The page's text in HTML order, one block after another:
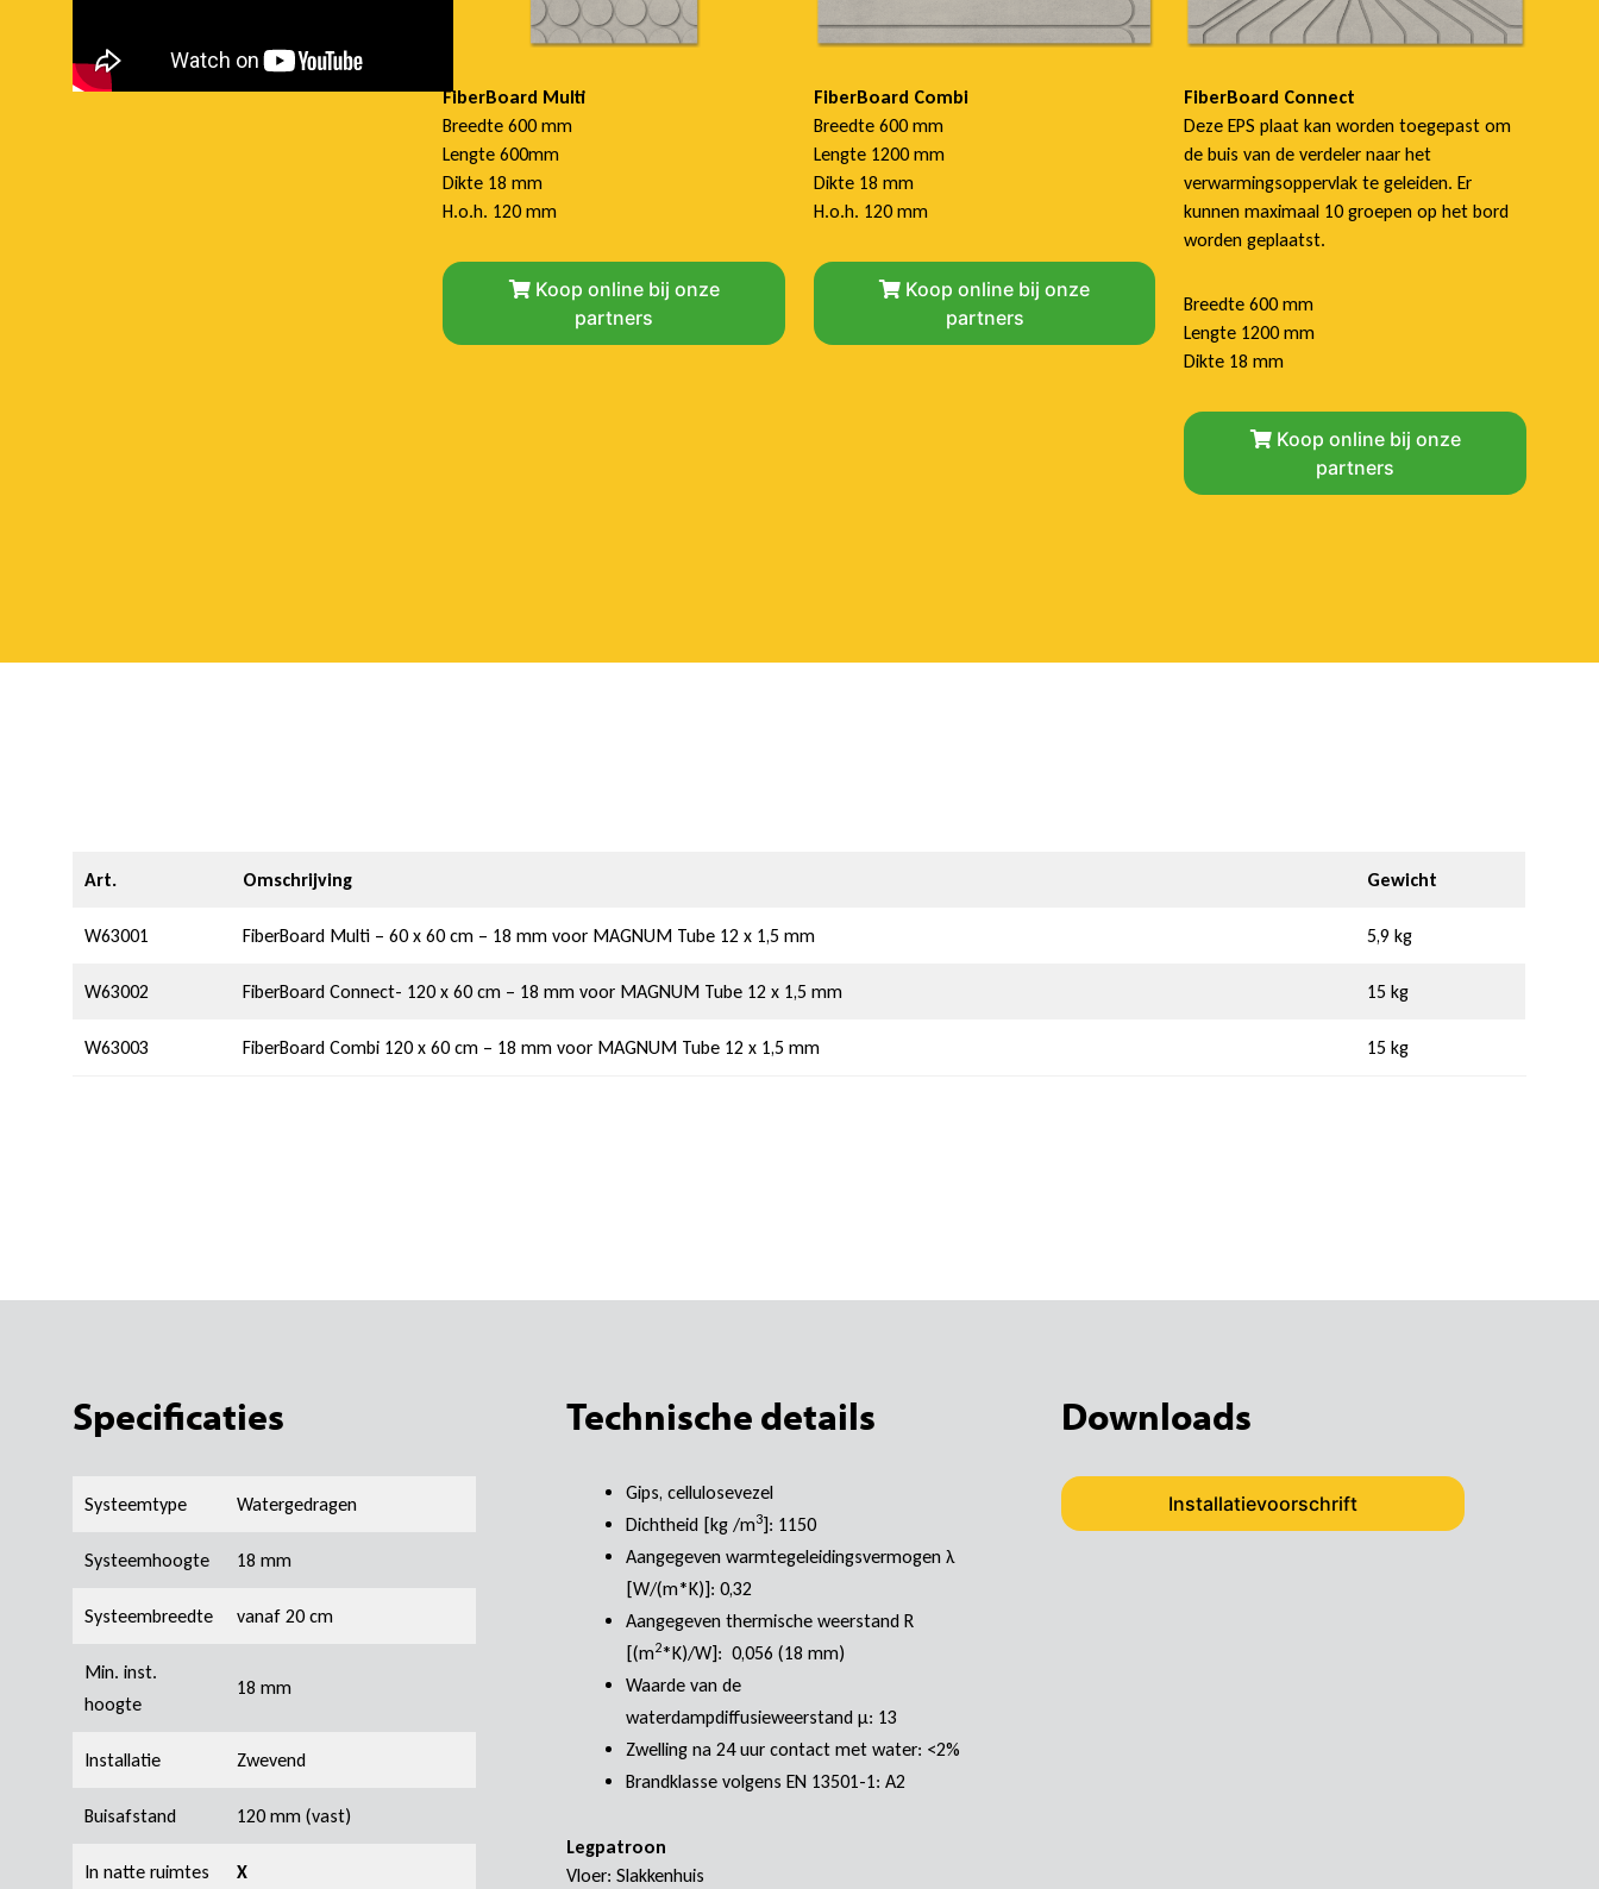
FiberBoard Multi
Breedte 600 mm
Lengte 600mm
Dikte 18 mm
H.o.h. 120 mm
Koop online bij onze
partners
FiberBoard Combi
Breedte 600 mm
Lengte 1200 mm
Dikte 18 mm
H.o.h. 120 mm
Koop online bij onze
partners
FiberBoard Connect
Deze EPS plaat kan worden toegepast om
de buis van de verdeler naar het
verwarmingsoppervlak te geleiden. Er
kunnen maximaal 10 groepen op het bord
worden geplaatst.
Breedte 600 mm
Lengte 1200 mm
Dikte 18 mm
Koop online bij onze
partners
Art. Omschrijving Gewicht
W63001 FiberBoard Multi – 60 x 60 cm – 18 mm voor MAGNUM Tube 12 x 1,5 mm 5,9 kg
W63002 FiberBoard Connect- 120 x 60 cm – 18 mm voor MAGNUM Tube 12 x 1,5 mm 15 kg
W63003 FiberBoard Combi 120 x 60 cm – 18 mm voor MAGNUM Tube 12 x 1,5 mm 15 kg
Specificaties
Systeemtype Watergedragen
Systeemhoogte 18 mm
Systeembreedte vanaf 20 cm
Min. inst.
hoogte
18 mm
Installatie Zwevend
Buisafstand 120 mm (vast)
In natte ruimtes X
Technische details
Gips, cellulosevezel
Dichtheid [kg /m3]: 1150
Aangegeven warmtegeleidingsvermogen λ
[W/(m*K)]: 0,32
Aangegeven thermische weerstand R
[(m2*K)/W]: 0,056 (18 mm)
Waarde van de
waterdampdiffusieweerstand μ: 13
Zwelling na 24 uur contact met water: <2%
Brandklasse volgens EN 13501-1: A2
Legpatroon
Vloer: Slakkenhuis
Downloads
Installatievoorschrift